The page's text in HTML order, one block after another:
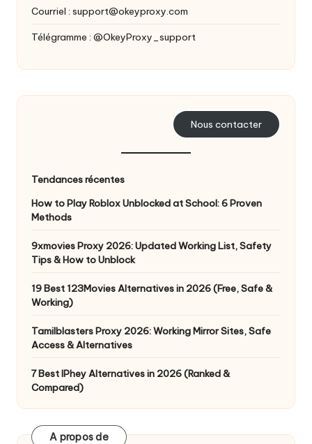
g
a
O
o
x
Courriel : support@okeyproxy.com
Télégramme : @OkeyProxy_support
Nous contacter
Tendances récentes
How to Play Roblox Unblocked at School: 6 Proven
Methods
9xmovies Proxy 2026: Updated Working List, Safety
Tips & How to Unblock
19 Best 123Movies Alternatives in 2026 (Free, Safe &
Working)
Tamilblasters Proxy 2026: Working Mirror Sites, Safe
Access & Alternatives
7 Best IPhey Alternatives in 2026 (Ranked &
Compared)
A propos de